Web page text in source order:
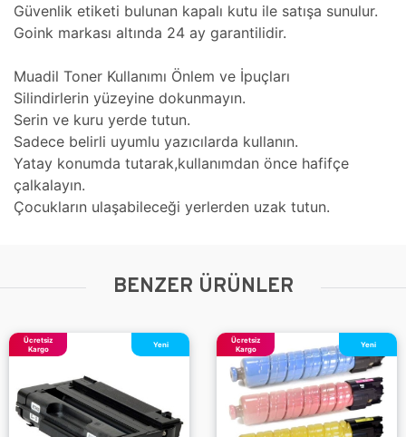
Güvenlik etiketi bulunan kapalı kutu ile satışa sunulur.
Goink markası altında 24 ay garantilidir.
Muadil Toner Kullanımı Önlem ve İpuçları
Silindirlerin yüzeyine dokunmayın.
Serin ve kuru yerde tutun.
Sadece belirli uyumlu yazıcılarda kullanın.
Yatay konumda tutarak,kullanımdan önce hafifçe
çalkalayın.
Çocukların ulaşabileceği yerlerden uzak tutun.
BENZER ÜRÜNLER
Ücretsiz
Kargo
Yeni
Ücretsiz
Kargo
Yeni